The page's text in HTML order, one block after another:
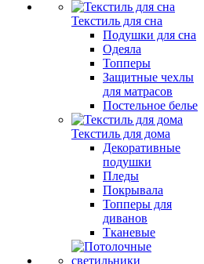
Текстиль для сна
Подушки для сна
Одеяла
Топперы
Защитные чехлы
для матрасов
Постельное белье
Текстиль для дома
Декоративные
подушки
Пледы
Покрывала
Топперы для
диванов
Тканевые